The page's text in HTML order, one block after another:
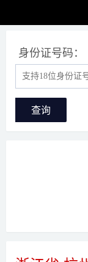
身份证号码：
查询